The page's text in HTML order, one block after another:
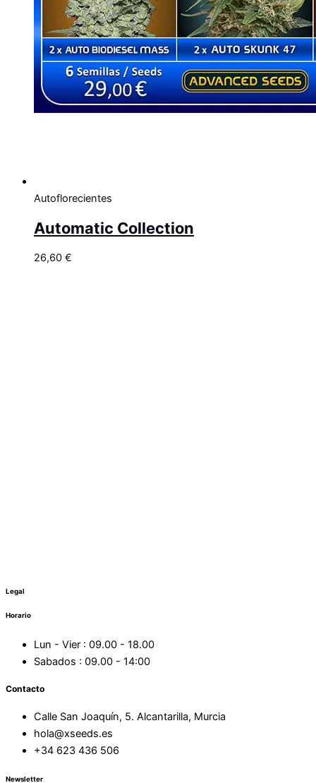
Autoflorecientes
Automatic Collection
26,60 €
Legal
Horario
Lun - Vier : 09.00 - 18.00
Sabados : 09.00 - 14:00
Contacto
Calle San Joaquín, 5. Alcantarilla, Murcia
hola@xseeds.es
+34 623 436 506
Newsletter